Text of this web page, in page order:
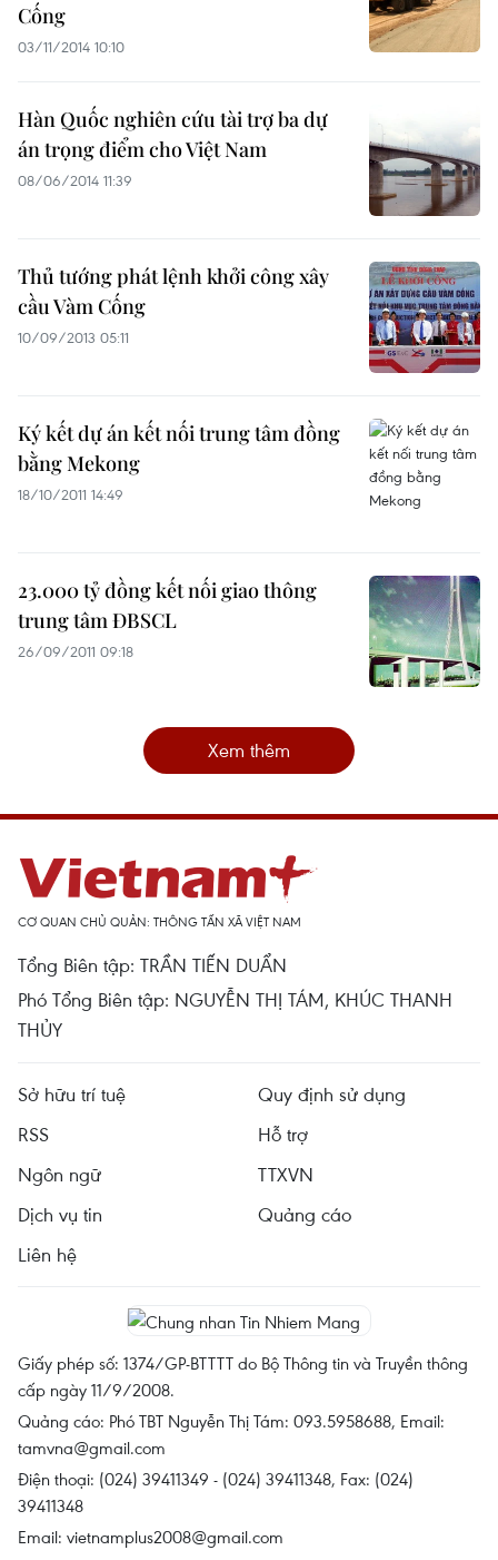
Cống
03/11/2014 10:10
Hàn Quốc nghiên cứu tài trợ ba dự
án trọng điểm cho Việt Nam
08/06/2014 11:39
Thủ tướng phát lệnh khởi công xây
cầu Vàm Cống
10/09/2013 05:11
Ký kết dự án kết nối trung tâm đồng
bằng Mekong
18/10/2011 14:49
23.000 tỷ đồng kết nối giao thông
trung tâm ĐBSCL
26/09/2011 09:18
Xem thêm
CƠ QUAN CHỦ QUẢN: THÔNG TẤN XÃ VIỆT NAM
Tổng Biên tập: TRẦN TIẾN DUẨN
Phó Tổng Biên tập: NGUYỄN THỊ TÁM, KHÚC THANH
THỦY
Sở hữu trí tuệ
Quy định sử dụng
RSS
Hỗ trợ
Ngôn ngữ
TTXVN
Dịch vụ tin
Quảng cáo
Liên hệ
Giấy phép số: 1374/GP-BTTTT do Bộ Thông tin và Truyền thông
cấp ngày 11/9/2008.
Quảng cáo: Phó TBT Nguyễn Thị Tám: 093.5958688, Email:
tamvna@gmail.com
Điện thoại: (024) 39411349 - (024) 39411348, Fax: (024)
39411348
Email: vietnamplus2008@gmail.com